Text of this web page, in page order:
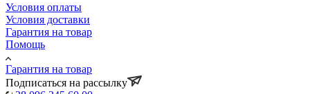
Условия оплаты
Условия доставки
Гарантия на товар
Помощь
Гарантия на товар
Подписаться на рассылку